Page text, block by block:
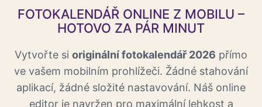
FOTOKALENDÁŘ ONLINE Z MOBILU –
HOTOVO ZA PÁR MINUT
Vytvořte si originální fotokalendář 2026 přímo
ve vašem mobilním prohlížeči. Žádné stahování
aplikací, žádné složité nastavování. Náš online
editor je navržen pro maximální lehkost a